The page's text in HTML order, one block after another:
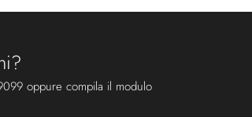
oppure compila il modulo